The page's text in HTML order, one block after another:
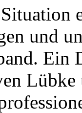
und
Ein